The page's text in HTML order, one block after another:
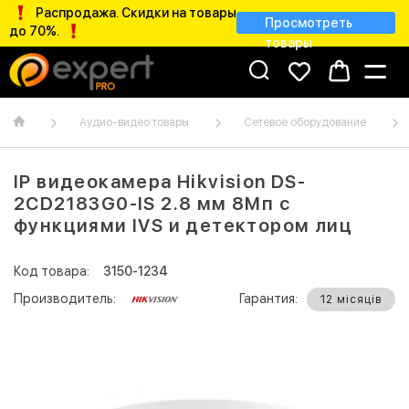
Распродажа. Скидки на товары
до 70%.
Просмотреть
товары
Аудио-видео товары Сетевое оборудование
IP видеокамера Hikvision DS-
2CD2183G0-IS 2.8 мм 8Мп с
функциями IVS и детектором лиц
Код товара:
3150-1234
Производитель:
Гарантия: 12 місяців